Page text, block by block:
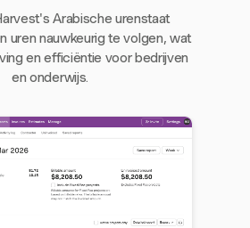
Arabische urenstaat
uren nauwkeurig te volgen, wat
en efficiëntie voor bedrijven
en onderwijs.